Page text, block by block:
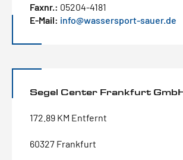
Faxnr.: 05204-4181
E-Mail: info@wassersport-sauer.de
Segel Center Frankfurt
172.89 KM Entfernt
60327 Frankfurt